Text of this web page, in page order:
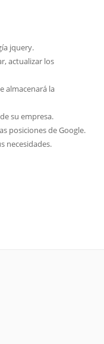
jquery.
actualizar los
almacenará la
su empresa.
posiciones de Google.
necesidades.